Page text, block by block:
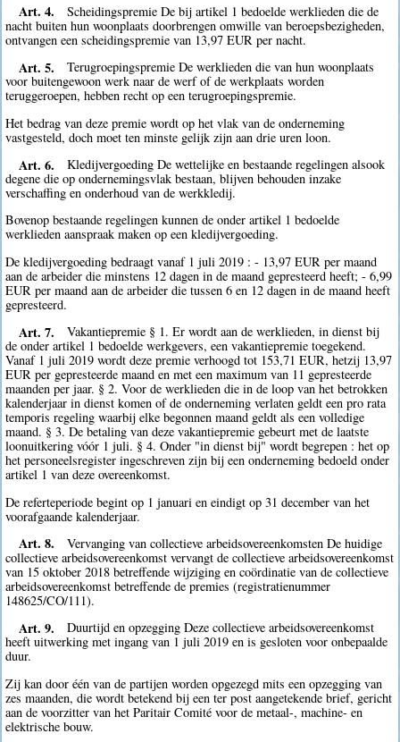
Art. 4.
Scheidingspremie De bij artikel 1 bedoelde werklieden die de
nacht buiten hun woonplaats doorbrengen omwille van beroepsbezigheden,
ontvangen een scheidingspremie van 13,97 EUR per nacht.
Art. 5.
Terugroepingspremie De werklieden die van hun woonplaats
voor buitengewoon werk naar de werf of de werkplaats worden
teruggeroepen, hebben recht op een terugroepingspremie.
Het bedrag van deze premie wordt op het vlak van de onderneming
vastgesteld, doch moet ten minste gelijk zijn aan drie uren loon.
Art. 6.
Kledijvergoeding De wettelijke en bestaande regelingen alsook
degene die op ondernemingsvlak bestaan, blijven behouden inzake
verschaffing en onderhoud van de werkkledij.
Bovenop bestaande regelingen kunnen de onder artikel 1 bedoelde
werklieden aanspraak maken op een kledijvergoeding.
De kledijvergoeding bedraagt vanaf 1 juli 2019 : - 13,97 EUR per maand
aan de arbeider die minstens 12 dagen in de maand gepresteerd heeft; - 6,99
EUR per maand aan de arbeider die tussen 6 en 12 dagen in de maand heeft
gepresteerd.
Art. 7.
Vakantiepremie § 1. Er wordt aan de werklieden, in dienst bij
de onder artikel 1 bedoelde werkgevers, een vakantiepremie toegekend.
Vanaf 1 juli 2019 wordt deze premie verhoogd tot 153,71 EUR, hetzij 13,97
EUR per gepresteerde maand en met een maximum van 11 gepresteerde
maanden per jaar. § 2. Voor de werklieden die in de loop van het betrokken
kalenderjaar in dienst komen of de onderneming verlaten geldt een pro rata
temporis regeling waarbij elke begonnen maand geldt als een volledige
maand. § 3. De betaling van deze vakantiepremie gebeurt met de laatste
loonuitkering vóór 1 juli. § 4. Onder "in dienst bij" wordt begrepen : het op
het personeelsregister ingeschreven zijn bij een onderneming bedoeld onder
artikel 1 van deze overeenkomst.
De referteperiode begint op 1 januari en eindigt op 31 december van het
voorafgaande kalenderjaar.
Art. 8.
Vervanging van collectieve arbeidsovereenkomsten De huidige
collectieve arbeidsovereenkomst vervangt de collectieve arbeidsovereenkomst
van 15 oktober 2018 betreffende wijziging en coördinatie van de collectieve
arbeidsovereenkomst betreffende de premies (registratienummer
148625/CO/111).
Art. 9.
Duurtijd en opzegging Deze collectieve arbeidsovereenkomst
heeft uitwerking met ingang van 1 juli 2019 en is gesloten voor onbepaalde
duur.
Zij kan door één van de partijen worden opgezegd mits een opzegging van
zes maanden, die wordt betekend bij een ter post aangetekende brief, gericht
aan de voorzitter van het Paritair Comité voor de metaal-, machine- en
elektrische bouw.